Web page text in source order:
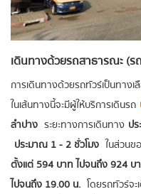
เดินทางด้วยรถสาธารณะ (ร
การเดินทางด้วยรถทัวร์เป็นทาง
ในเส้นทางนี้จะมีผู้ให้บริการเดินรถ
ลำปาง ระยะทางการเดินทาง ป
ประมาณ 1 - 2 ชั่วโมง ในส่วนข
ตั้งแต่ 594 บาท ไปจนถึง 924 บ
ไปจนถึง 19.00 น. โดยรถทัวร์จ